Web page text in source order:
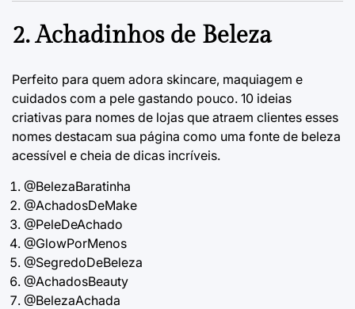
2. Achadinhos de Beleza
Perfeito para quem adora skincare, maquiagem e
cuidados com a pele gastando pouco. 10 ideias
criativas para nomes de lojas que atraem clientes esses
nomes destacam sua página como uma fonte de beleza
acessível e cheia de dicas incríveis.
@BelezaBaratinha
@AchadosDeMake
@PeleDeAchado
@GlowPorMenos
@SegredoDeBeleza
@AchadosBeauty
@BelezaAchada